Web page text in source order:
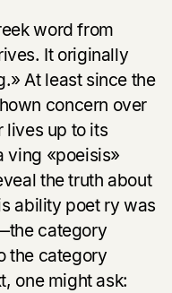
word from
It originally
At least since the
concern over
lives up to its
ving «poeisis»
the truth about
ability poet ry was
category
the category
one might ask: